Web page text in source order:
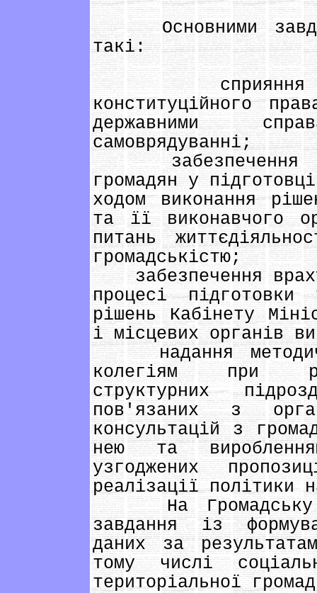
Основними
такі:
сприяння
конституційного
державними
самоврядуванні;
забезпечення
громадян у
ходом виконання
та її виконавчого
питань
громадськістю;
забезпечення
процесі підготовки
рішень Кабінету
і місцевих органів
надання
колегіям при
структурних
пов'язаних з
консультацій з
нею та
узгоджених
реалізації політики
На Громадську
завдання із
даних за
тому числі
територіальної